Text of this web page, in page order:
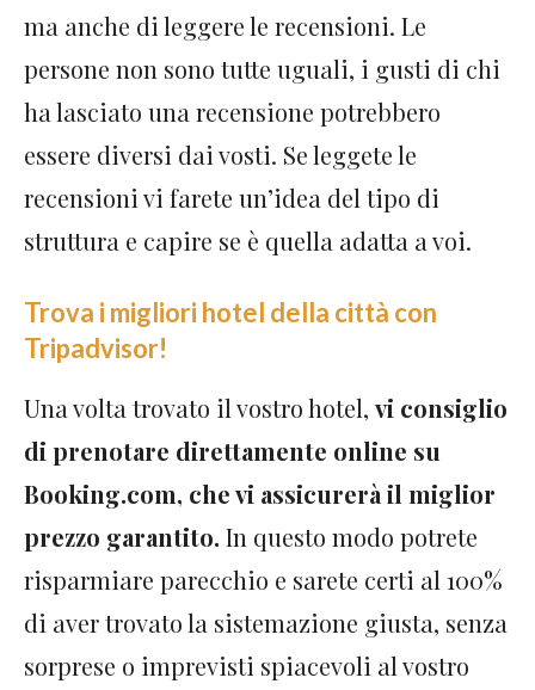
ma anche di leggere le recensioni. Le
persone non sono tutte uguali, i gusti di chi
ha lasciato una recensione potrebbero
essere diversi dai vosti. Se leggete le
recensioni vi farete un’idea del tipo di
struttura e capire se è quella adatta a voi.
Trova i migliori hotel della città con
Tripadvisor!
Una volta trovato il vostro hotel, vi consiglio
di prenotare direttamente online su
Booking.com, che vi assicurerà il miglior
prezzo garantito. In questo modo potrete
risparmiare parecchio e sarete certi al 100%
di aver trovato la sistemazione giusta, senza
sorprese o imprevisti spiacevoli al vostro